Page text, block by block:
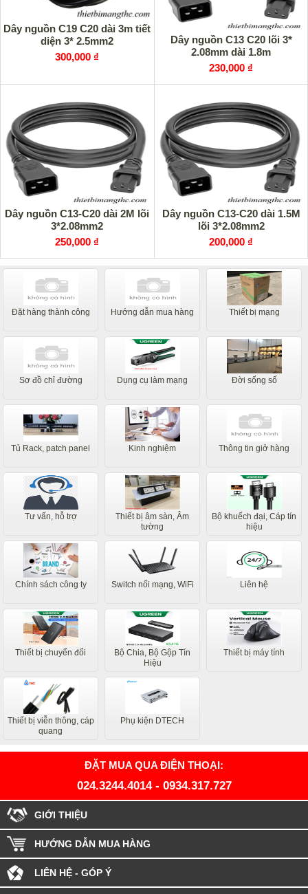
Dây nguồn C19 C20 dài 3m tiết
diện 3* 2.5mm2
300,000 ₫
Dây nguồn C13 C20 lõi 3*
2.08mm dài 1.8m
230,000 ₫
Dây nguồn C13-C20 dài 2M lõi
3*2.08mm2
250,000 ₫
Dây nguồn C13-C20 dài 1.5M
lõi 3*2.08mm2
200,000 ₫
Đặt hàng thành công Hướng dẫn mua hàng Thiết bị mạng
Sơ đồ chỉ đường Dụng cụ làm mạng Đời sống số
Tủ Rack, patch panel Kinh nghiệm Thông tin giở hàng
Tư vấn, hỗ trợ
Thiết bị âm sàn, Âm
tường
Bộ khuếch đại, Cáp tín
hiệu
Chính sách công ty Switch nối mạng, WiFi Liên hệ
Thiết bị chuyển đổi
Bộ Chia, Bộ Gộp Tín
Hiệu
Thiết bị máy tính
Thiết bị viễn thông, cáp
quang
Phụ kiện DTECH
ĐẶT MUA QUA ĐIỆN THOẠI:
024.3244.4014- 0934.317.727
GIỚI THIỆU
HƯỚNG DẪN MUA HÀNG
LIÊN HỆ - GÓP Ý